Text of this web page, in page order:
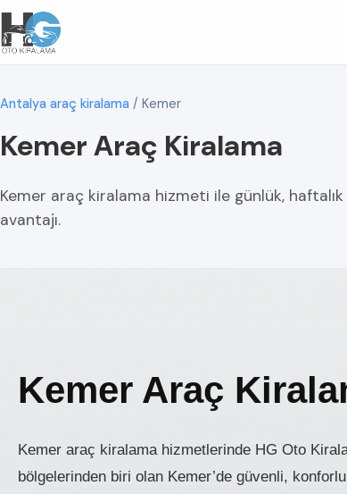
Antalya araç kiralama / Kemer
Kemer Araç Kiralama
Kemer araç kiralama hizmeti ile günlük,
avantajı.
Kemer Araç
Kemer araç kiralama hizmetlerinde HG Oto
bölgelerinden biri olan Kemer’de güvenli,